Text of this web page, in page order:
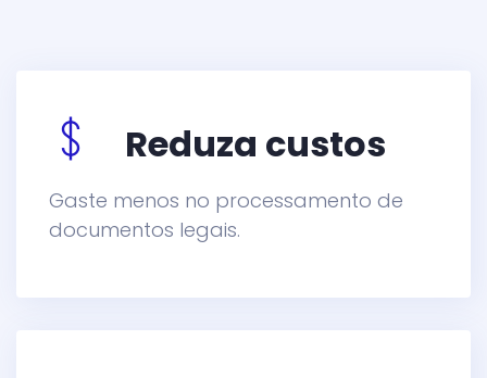
Reduza custos
Gaste menos no processamento de
documentos legais.